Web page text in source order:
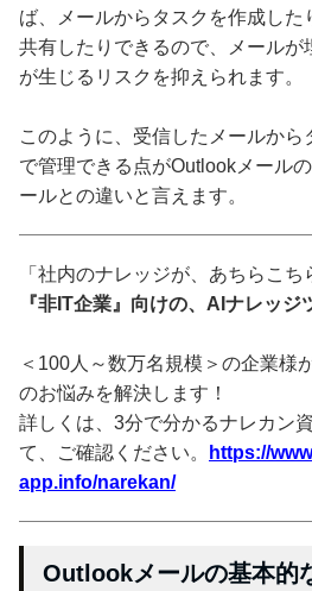
ば、メールからタスクを作成した
共有したりできるので、メールが
が生じるリスクを抑えられます。
このように、受信したメールから
で管理できる点がOutlookメール
ールとの違いと言えます。
「社内のナレッジが、あちらこち
『非IT企業』向けの、AIナレッジ
＜100人～数万名規模＞の企業様
のお悩みを解決します！
詳しくは、3分で分かるナレカン
て、ご確認ください。
https://
app.info/narekan/
Outlookメールの基本的